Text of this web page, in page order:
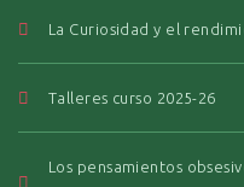
La Curiosidad y el
Talleres curso 2025-26
Los pensamientos